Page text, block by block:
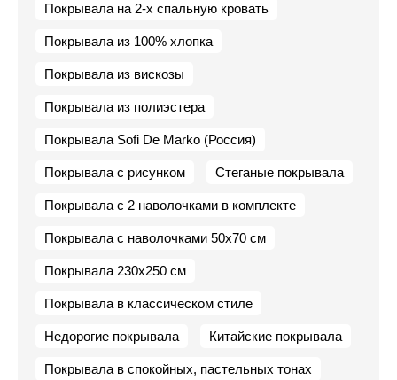
Покрывала на 2-х спальную кровать
Покрывала из 100% хлопка
Покрывала из вискозы
Покрывала из полиэстера
Покрывала Sofi De Marko (Россия)
Покрывала с рисунком Стеганые покрывала
Покрывала с 2 наволочками в комплекте
Покрывала с наволочками 50х70 см
Покрывала 230х250 см
Покрывала в классическом стиле
Недорогие покрывала Китайские покрывала
Покрывала в спокойных, пастельных тонах